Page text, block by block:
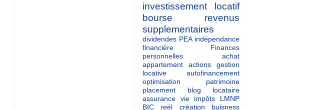
investissement locatif
bourse
revenus
supplementaires
dividendes PEA indépendance
financière
Finances
personnelles
achat
appartement
actions
gestion
locative
autofinancement
optimisation patrimoine
placement
blog
locataire
assurance vie
impôts
LMNP
BIC reél
création buisness